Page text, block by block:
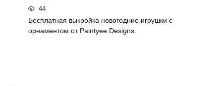
44
Бесплатная выкройка новогодние игрушки с
орнаментом от Paintyee Designs.